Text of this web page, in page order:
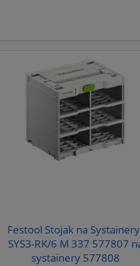
Festool Stojak na
SYS3-RK/6 M 337 577807
systainery 577808